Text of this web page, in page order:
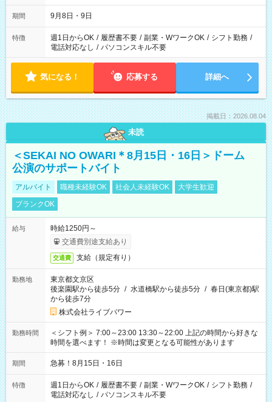
時間は変更となる可能性があります
期間 9月8日・9日
特徴 週1日からOK / 履歴書不要 / 副業・WワークOK / シフト勤務 /
電話対応なし / パソコンスキル不要
気になる！ 応募する 詳細へ
掲載日：2026.08.04
未読
＜SEKAI NO OWARI＊8月15日・16日＞ドーム
公演のサポートバイト
アルバイト 職種未経験OK 社会人未経験OK
大学生歓迎
ブランクOK
給与
時給1250円～
交通費別途支給あり
交通費 支給（規定有り）
勤務地
東京都文京区
後楽園駅から徒歩5分 / 水道橋駅から徒歩5分 / 春日(東京都)駅
から徒歩7分
株式会社ライブパワー
勤務時間
＜シフト例＞ 7:00～23:00 13:30～22:00 上記の時間から好きな
時間を選べます！ ※時間は変更となる可能性があります
期間 急募！8月15日・16日
特徴 週1日からOK / 履歴書不要 / 副業・WワークOK / シフト勤務 /
電話対応なし / パソコンスキル不要